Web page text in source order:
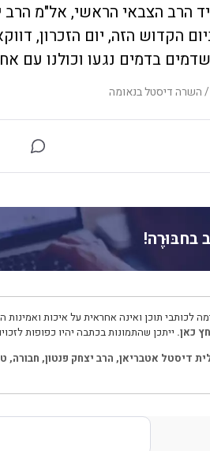
הרב הצבאי הראשי, אל"מ הרב
הקדוש הזה, יום הזכרון,
שדמים בדמים נגעו וכולנו עם
השרה דיסטל בנאומה
בחבּוּרֶה!
לכותבי תוכן ואינה אחראית על איכות ואמינות
כאן. ייתכן שהתמונות בכתבה יהיו כפופות
דיסטל אטבריאן, הרב יצחק פנטון, חבורה,